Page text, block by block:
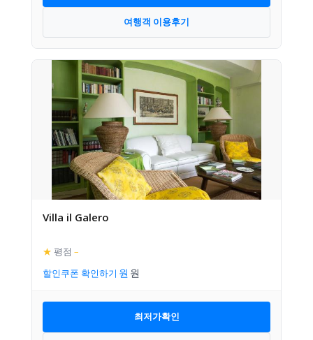
여행객 이용후기
Villa il Galero
★ 평점 –
할인쿠폰 확인하기
최저가확인